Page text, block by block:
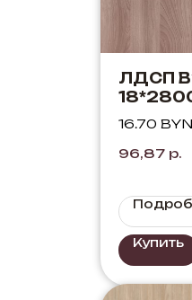
ЛДСП
Шимо
SWO
16.70
96,87 р.
Купить